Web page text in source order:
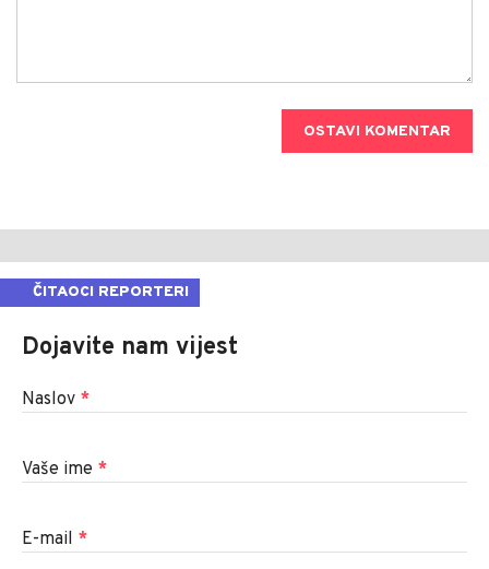
OSTAVI KOMENTAR
ČITAOCI REPORTERI
Dojavite nam vijest
Naslov *
Vaše ime *
E-mail *